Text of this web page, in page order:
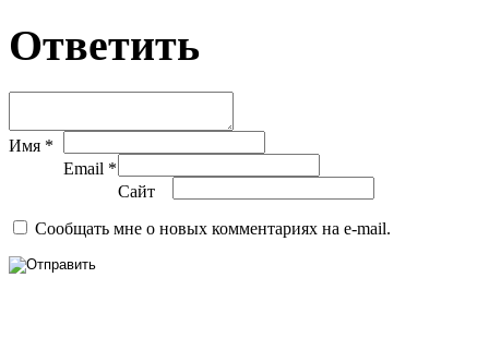
Ответить
Имя *
Email *
Сайт
Сообщать мне о новых комментариях на e-mail.